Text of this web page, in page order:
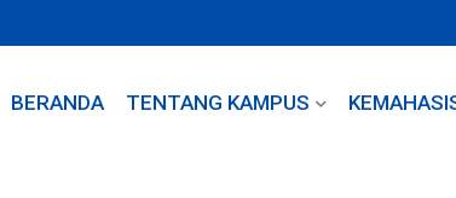
BERANDA TENTANG KAMPUS